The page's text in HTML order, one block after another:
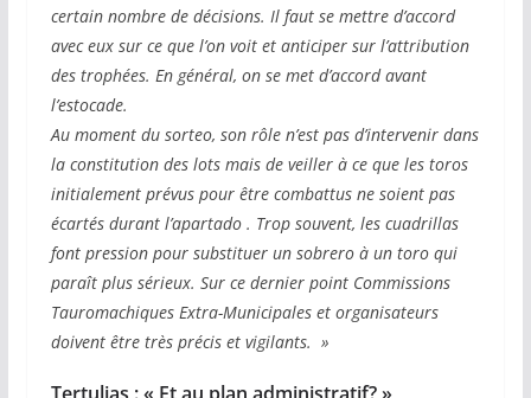
certain nombre de décisions. Il faut se mettre d’accord
avec eux sur ce que l’on voit et anticiper sur l’attribution
des trophées. En général, on se met d’accord avant
l’estocade.
Au moment du sorteo, son rôle n’est pas d’intervenir dans
la constitution des lots mais de veiller à ce que les toros
initialement prévus pour être combattus ne soient pas
écartés durant l’apartado . Trop souvent, les cuadrillas
font pression pour substituer un sobrero à un toro qui
paraît plus sérieux. Sur ce dernier point Commissions
Tauromachiques Extra-Municipales et organisateurs
doivent être très précis et vigilants. »